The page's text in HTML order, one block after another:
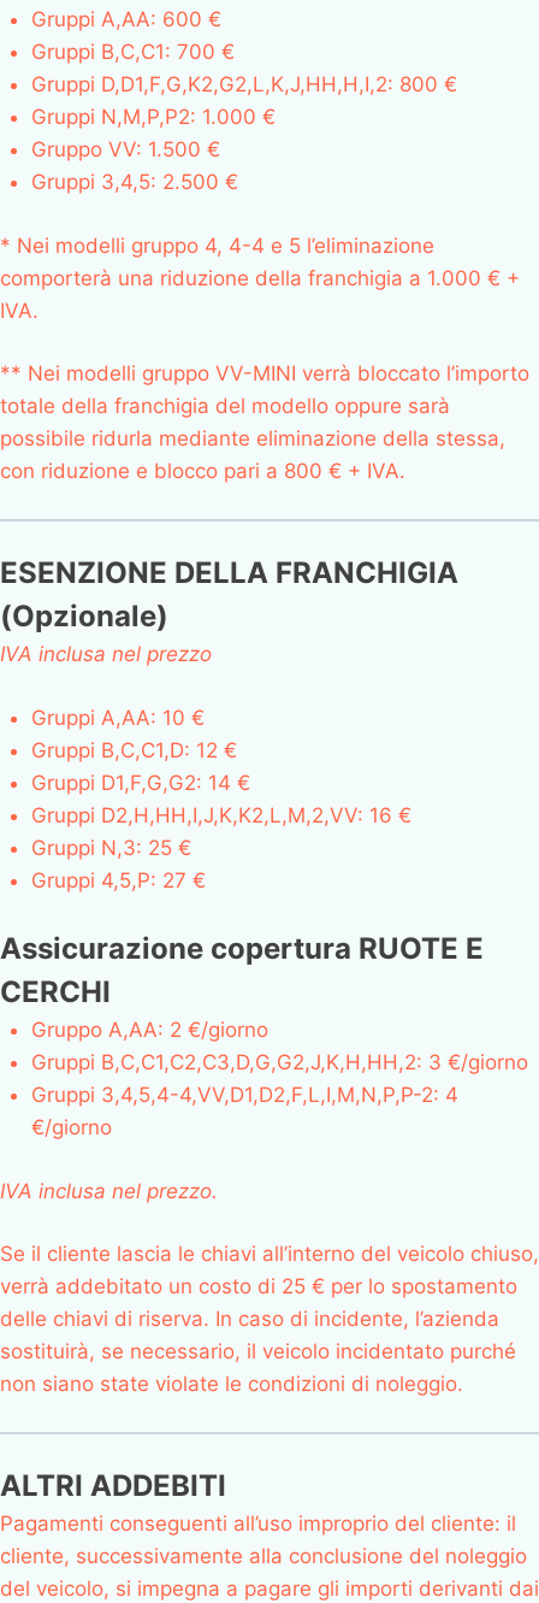
Gruppi A,AA: 600 €
Gruppi B,C,C1: 700 €
Gruppi D,D1,F,G,K2,G2,L,K,J,HH,H,I,2: 800 €
Gruppi N,M,P,P2: 1.000 €
Gruppo VV: 1.500 €
Gruppi 3,4,5: 2.500 €
* Nei modelli gruppo 4, 4-4 e 5 l’eliminazione
comporterà una riduzione della franchigia a 1.000 € +
IVA.
** Nei modelli gruppo VV-MINI verrà bloccato l’importo
totale della franchigia del modello oppure sarà
possibile ridurla mediante eliminazione della stessa,
con riduzione e blocco pari a 800 € + IVA.
ESENZIONE DELLA FRANCHIGIA
(Opzionale)
IVA inclusa nel prezzo
Gruppi A,AA: 10 €
Gruppi B,C,C1,D: 12 €
Gruppi D1,F,G,G2: 14 €
Gruppi D2,H,HH,I,J,K,K2,L,M,2,VV: 16 €
Gruppi N,3: 25 €
Gruppi 4,5,P: 27 €
Assicurazione copertura RUOTE E
CERCHI
Gruppo A,AA: 2 €/giorno
Gruppi B,C,C1,C2,C3,D,G,G2,J,K,H,HH,2: 3 €/giorno
Gruppi 3,4,5,4-4,VV,D1,D2,F,L,I,M,N,P,P-2: 4
€/giorno
IVA inclusa nel prezzo.
Se il cliente lascia le chiavi all’interno del veicolo chiuso,
verrà addebitato un costo di 25 € per lo spostamento
delle chiavi di riserva. In caso di incidente, l’azienda
sostituirà, se necessario, il veicolo incidentato purché
non siano state violate le condizioni di noleggio.
ALTRI ADDEBITI
Pagamenti conseguenti all’uso improprio del cliente: il
cliente, successivamente alla conclusione del noleggio
del veicolo, si impegna a pagare gli importi derivanti dai